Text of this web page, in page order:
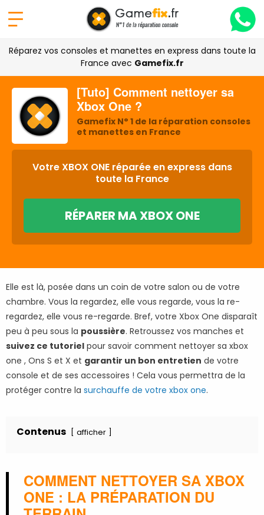
Réparez vos consoles et manettes en express dans toute la
France avec Gamefix.fr
[Tuto] Comment nettoyer sa
Xbox One ?
Gamefix N° 1 de la réparation consoles
et manettes en France
Votre XBOX ONE réparée en express dans
toute la France
RÉPARER MA XBOX ONE
Elle est là, posée dans un coin de votre salon ou de votre
chambre. Vous la regardez, elle vous regarde, vous la re-
regardez, elle vous re-regarde. Bref, votre Xbox One disparaît
peu à peu sous la poussière. Retroussez vos manches et
suivez ce tutoriel pour savoir comment nettoyer sa xbox
one , Ons S et X et garantir un bon entretien de votre
console et de ses accessoires ! Cela vous permettra de la
protéger contre la surchauffe de votre xbox one.
Contenus afficher
COMMENT NETTOYER SA XBOX
ONE : LA PRÉPARATION DU